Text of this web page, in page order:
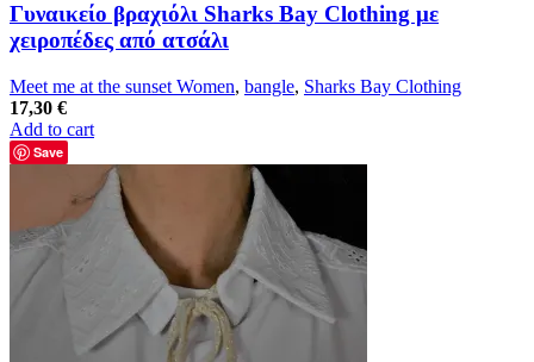
Γυναικείο βραχιόλι Sharks Bay Clothing με
χειροπέδες από ατσάλι
Meet me at the sunset Women, bangle, Sharks Bay Clothing
17,30 €
Add to cart
Save